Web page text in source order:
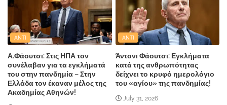
ANTI
Α.Φάουτσι: Στις ΗΠΑ τον
συνέλαβαν για τα εγκλήματά
του στην πανδημία – Στην
Ελλάδα τον έκαναν μέλος της
Ακαδημίας Αθηνών!
ANTI
Άντονι Φάουτσι: Εγκλήματα
κατά της ανθρωπότητας
δείχνει το κρυφό ημερολόγιο
του «αγίου» της πανδημίας!
July 31, 2026